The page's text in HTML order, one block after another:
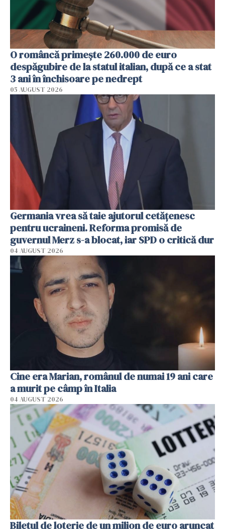
O româncă primește 260.000 de euro
despăgubire de la statul italian, după ce a stat
3 ani în închisoare pe nedrept
05 AUGUST 2026
Germania vrea să taie ajutorul cetățenesc
pentru ucraineni. Reforma promisă de
guvernul Merz s-a blocat, iar SPD o critică dur
04 AUGUST 2026
Cine era Marian, românul de numai 19 ani care
a murit pe câmp în Italia
04 AUGUST 2026
Biletul de loterie de un milion de euro aruncat